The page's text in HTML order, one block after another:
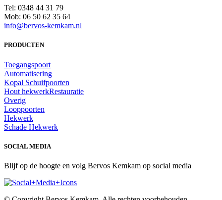
Tel: 0348 44 31 79
Mob: 06 50 62 35 64
info@bervos-kemkam.nl
PRODUCTEN
Toegangspoort
Automatisering
Kopal Schuifpoorten
Hout hekwerkRestauratie
Overig
Looppoorten
Hekwerk
Schade Hekwerk
SOCIAL MEDIA
Blijf op de hoogte en volg Bervos Kemkam op social media